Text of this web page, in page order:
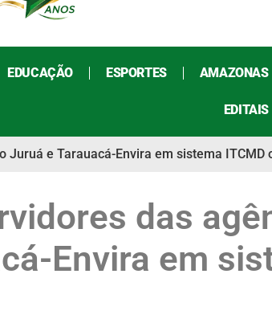
EDUCAÇÃO ESPORTES AMAZONAS
EDITAIS
e Tarauacá-Envira em sistema ITCMD
das
Envira em